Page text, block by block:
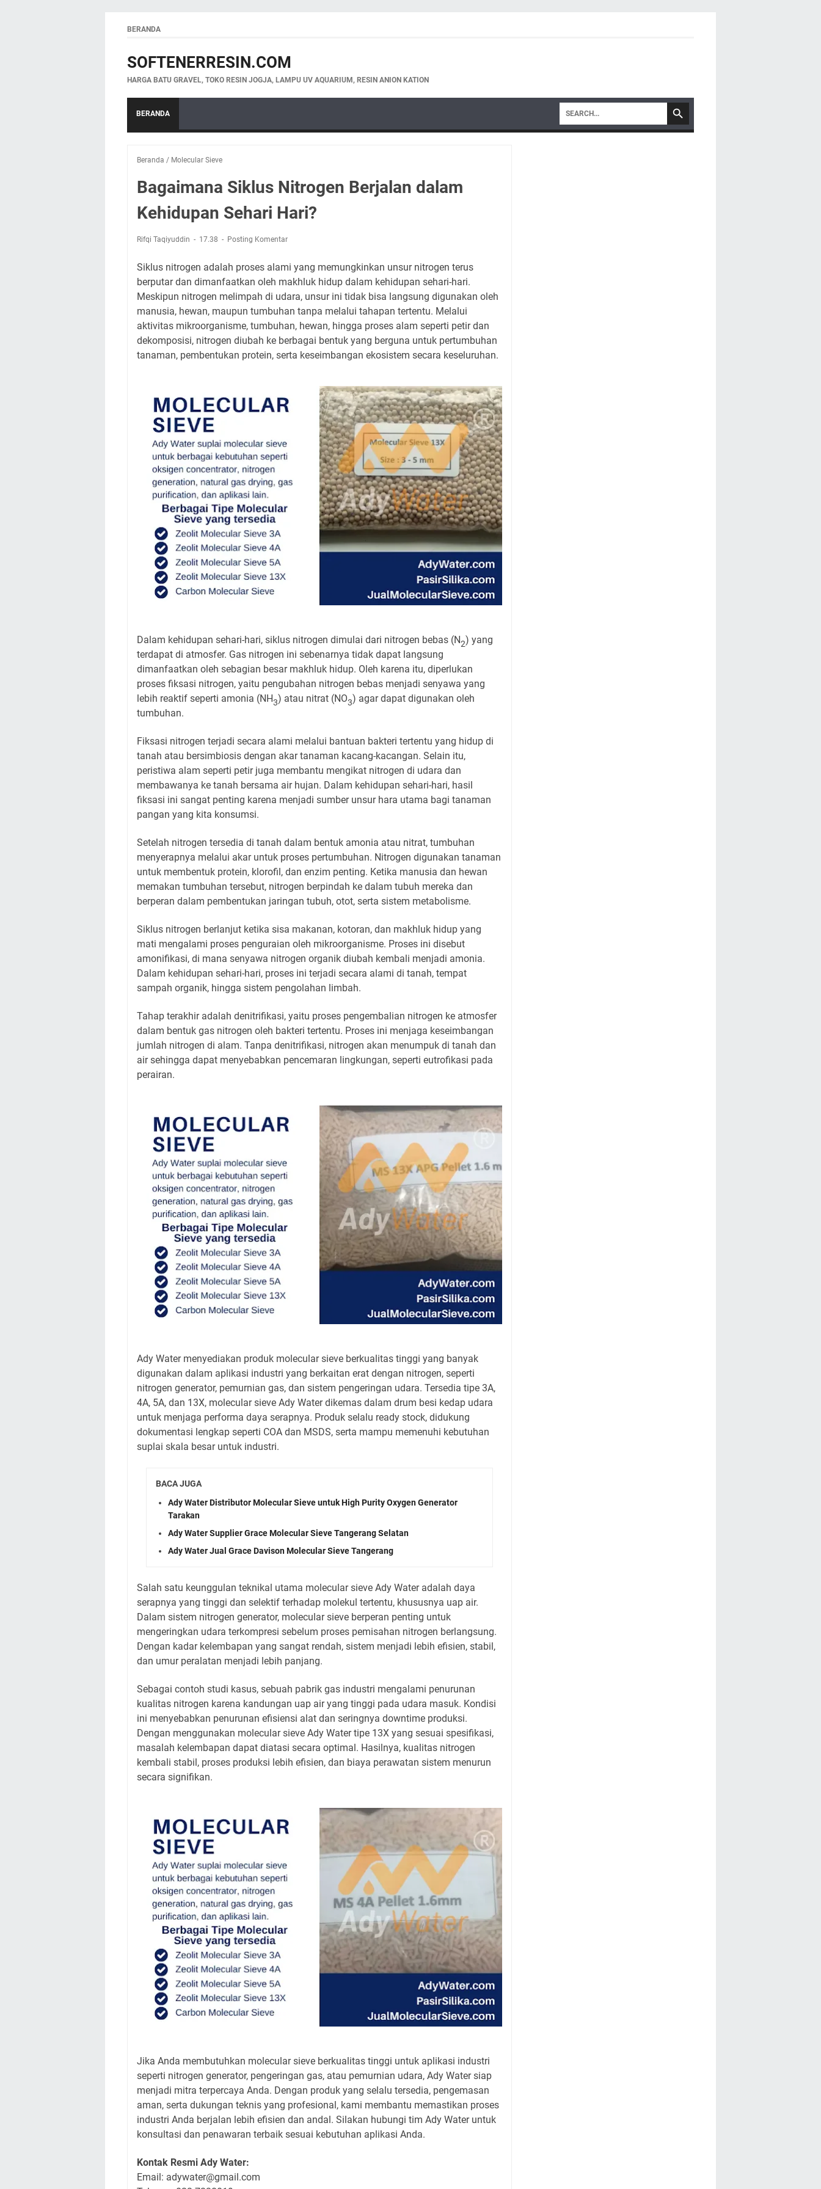
BERANDA
SOFTENERRESIN.COM
HARGA BATU GRAVEL, TOKO RESIN JOGJA, LAMPU UV AQUARIUM, RESIN ANION KATION
BERANDA
Beranda / Molecular Sieve
Bagaimana Siklus Nitrogen Berjalan dalam
Kehidupan Sehari Hari?
Rifqi Taqiyuddin 17.38 Posting Komentar
Siklus nitrogen adalah proses alami yang memungkinkan unsur nitrogen terus
berputar dan dimanfaatkan oleh makhluk hidup dalam kehidupan sehari-hari.
Meskipun nitrogen melimpah di udara, unsur ini tidak bisa langsung digunakan oleh
manusia, hewan, maupun tumbuhan tanpa melalui tahapan tertentu. Melalui
aktivitas mikroorganisme, tumbuhan, hewan, hingga proses alam seperti petir dan
dekomposisi, nitrogen diubah ke berbagai bentuk yang berguna untuk pertumbuhan
tanaman, pembentukan protein, serta keseimbangan ekosistem secara keseluruhan.
Dalam kehidupan sehari-hari, siklus nitrogen dimulai dari nitrogen bebas (N2) yang
terdapat di atmosfer. Gas nitrogen ini sebenarnya tidak dapat langsung
dimanfaatkan oleh sebagian besar makhluk hidup. Oleh karena itu, diperlukan
proses fiksasi nitrogen, yaitu pengubahan nitrogen bebas menjadi senyawa yang
lebih reaktif seperti amonia (NH3) atau nitrat (NO3) agar dapat digunakan oleh
tumbuhan.
Fiksasi nitrogen terjadi secara alami melalui bantuan bakteri tertentu yang hidup di
tanah atau bersimbiosis dengan akar tanaman kacang-kacangan. Selain itu,
peristiwa alam seperti petir juga membantu mengikat nitrogen di udara dan
membawanya ke tanah bersama air hujan. Dalam kehidupan sehari-hari, hasil
fiksasi ini sangat penting karena menjadi sumber unsur hara utama bagi tanaman
pangan yang kita konsumsi.
Setelah nitrogen tersedia di tanah dalam bentuk amonia atau nitrat, tumbuhan
menyerapnya melalui akar untuk proses pertumbuhan. Nitrogen digunakan tanaman
untuk membentuk protein, klorofil, dan enzim penting. Ketika manusia dan hewan
memakan tumbuhan tersebut, nitrogen berpindah ke dalam tubuh mereka dan
berperan dalam pembentukan jaringan tubuh, otot, serta sistem metabolisme.
Siklus nitrogen berlanjut ketika sisa makanan, kotoran, dan makhluk hidup yang
mati mengalami proses penguraian oleh mikroorganisme. Proses ini disebut
amonifikasi, di mana senyawa nitrogen organik diubah kembali menjadi amonia.
Dalam kehidupan sehari-hari, proses ini terjadi secara alami di tanah, tempat
sampah organik, hingga sistem pengolahan limbah.
Tahap terakhir adalah denitrifikasi, yaitu proses pengembalian nitrogen ke atmosfer
dalam bentuk gas nitrogen oleh bakteri tertentu. Proses ini menjaga keseimbangan
jumlah nitrogen di alam. Tanpa denitrifikasi, nitrogen akan menumpuk di tanah dan
air sehingga dapat menyebabkan pencemaran lingkungan, seperti eutrofikasi pada
perairan.
Ady Water menyediakan produk molecular sieve berkualitas tinggi yang banyak
digunakan dalam aplikasi industri yang berkaitan erat dengan nitrogen, seperti
nitrogen generator, pemurnian gas, dan sistem pengeringan udara. Tersedia tipe 3A,
4A, 5A, dan 13X, molecular sieve Ady Water dikemas dalam drum besi kedap udara
untuk menjaga performa daya serapnya. Produk selalu ready stock, didukung
dokumentasi lengkap seperti COA dan MSDS, serta mampu memenuhi kebutuhan
suplai skala besar untuk industri.
BACA JUGA
Ady Water Distributor Molecular Sieve untuk High Purity Oxygen Generator
Tarakan
Ady Water Supplier Grace Molecular Sieve Tangerang Selatan
Ady Water Jual Grace Davison Molecular Sieve Tangerang
Salah satu keunggulan teknikal utama molecular sieve Ady Water adalah daya
serapnya yang tinggi dan selektif terhadap molekul tertentu, khususnya uap air.
Dalam sistem nitrogen generator, molecular sieve berperan penting untuk
mengeringkan udara terkompresi sebelum proses pemisahan nitrogen berlangsung.
Dengan kadar kelembapan yang sangat rendah, sistem menjadi lebih efisien, stabil,
dan umur peralatan menjadi lebih panjang.
Sebagai contoh studi kasus, sebuah pabrik gas industri mengalami penurunan
kualitas nitrogen karena kandungan uap air yang tinggi pada udara masuk. Kondisi
ini menyebabkan penurunan efisiensi alat dan seringnya downtime produksi.
Dengan menggunakan molecular sieve Ady Water tipe 13X yang sesuai spesifikasi,
masalah kelembapan dapat diatasi secara optimal. Hasilnya, kualitas nitrogen
kembali stabil, proses produksi lebih efisien, dan biaya perawatan sistem menurun
secara signifikan.
Jika Anda membutuhkan molecular sieve berkualitas tinggi untuk aplikasi industri
seperti nitrogen generator, pengeringan gas, atau pemurnian udara, Ady Water siap
menjadi mitra terpercaya Anda. Dengan produk yang selalu tersedia, pengemasan
aman, serta dukungan teknis yang profesional, kami membantu memastikan proses
industri Anda berjalan lebih efisien dan andal. Silakan hubungi tim Ady Water untuk
konsultasi dan penawaran terbaik sesuai kebutuhan aplikasi Anda.
Kontak Resmi Ady Water:
Email: adywater@gmail.com